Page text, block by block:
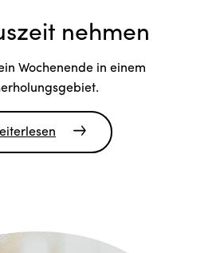
nehmen
Wochenende in einem